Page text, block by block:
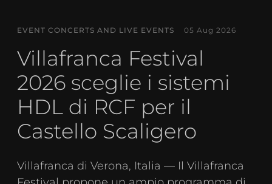
EVENT CONCERTS AND LIVE EVENTS 05 Aug 2026
Villafranca Festival
2026 sceglie i sistemi
HDL di RCF per il
Castello Scaligero
Villafranca di Verona, Italia — Il Villafranca